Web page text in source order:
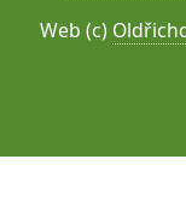
Web (c)